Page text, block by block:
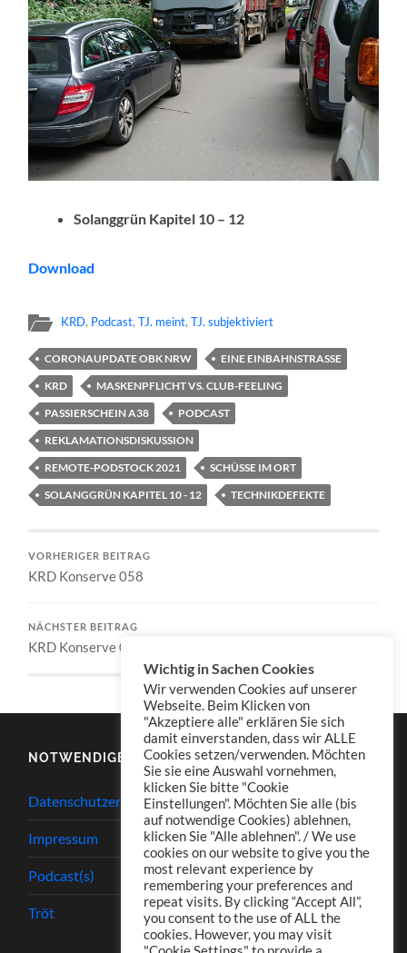
Solanggrün Kapitel 10 – 12
Download
KRD, Podcast,TJ. meint,TJ. subjektiviert
CORONAUPDATE OBK NRW
EINE EINBAHNSTRASSE
KRD
MASKENPFLICHT VS. CLUB-FEELING
PASSIERSCHEIN A38
PODCAST
REKLAMATIONSDISKUSSION
REMOTE-PODSTOCK 2021
SCHÜSSE IM ORT
SOLANGGRÜN KAPITEL 10 - 12
TECHNIKDEFEKTE
VORHERIGER BEITRAG
KRD Konserve 058
NÄCHSTER BEITRAG
KRD Konserve 060
NOTWENDIGES
Datenschutzerklärung
Impressum
Podcast(s)
Tröt
Wichtig in Sachen Cookies
Wir verwenden Cookies auf unserer
Webseite. Beim Klicken von
"Akzeptiere alle" erklären Sie sich
damit einverstanden, dass wir ALLE
Cookies setzen/verwenden. Möchten
Sie sie eine Auswahl vornehmen,
klicken Sie bitte "Cookie
Einstellungen". Möchten Sie alle (bis
auf notwendige Cookies) ablehnen,
klicken Sie "Alle ablehnen". / We use
cookies on our website to give you the
most relevant experience by
remembering your preferences and
repeat visits. By clicking “Accept All”,
you consent to the use of ALL the
cookies. However, you may visit